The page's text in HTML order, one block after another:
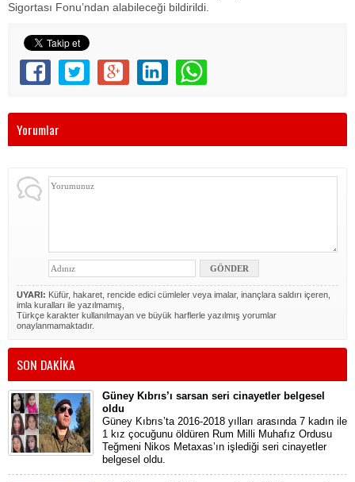
Sigortası Fonu’ndan alabileceği bildirildi.
Yorumlar
UYARI: Küfür, hakaret, rencide edici cümleler veya imalar, inançlara saldırı içeren,
imla kuralları ile yazılmamış,
Türkçe karakter kullanılmayan ve büyük harflerle yazılmış yorumlar
onaylanmamaktadır.
SON DAKİKA
Güney Kıbrıs’ı sarsan seri cinayetler belgesel
oldu
Güney Kıbrıs’ta 2016-2018 yılları arasında 7 kadın ile
1 kız çocuğunu öldüren Rum Milli Muhafız Ordusu
Teğmeni Nikos Metaxas’ın işlediği seri cinayetler
belgesel oldu.